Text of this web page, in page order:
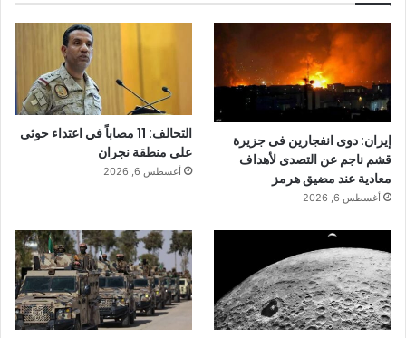
إيران: دوى انفجارين فى جزيرة
قشم ناجم عن التصدى لأهداف
معادية عند مضيق هرمز
أغسطس 6, 2026
التحالف: 11 مصاباً في اعتداء حوثى
على منطقة نجران
أغسطس 6, 2026